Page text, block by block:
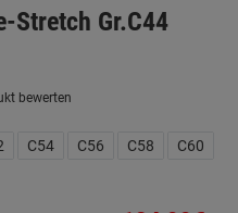
Stretch Gr.C44
bewerten
C54 C56 C58
C60